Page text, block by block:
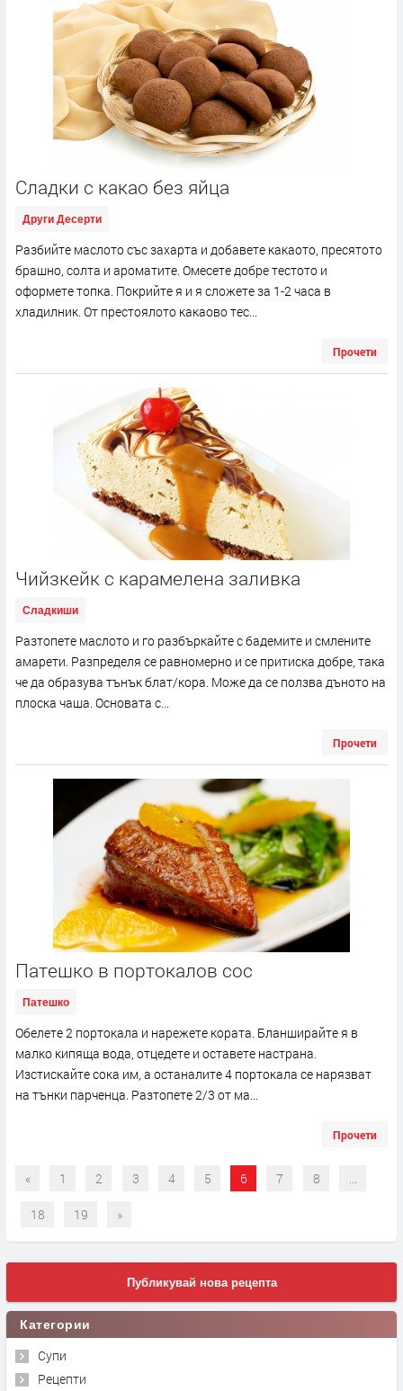
Сладки с какaо без яйца
Други Десерти
Разбийте маслото със захарта и добавете какаото, пресятото
брашно, солта и ароматите. Омесете добре тестото и
оформете топка. Покрийте я и я сложете за 1-2 часа в
хладилник. От престоялото какаово тес...
Прочети
Чийзкейк с карамелена заливка
Сладкиши
Разтопете маслото и го разбъркайте с бадемите и смлените
амарети. Разпределя се равномерно и се притиска добре, така
че да образува тънък блат/кора. Може да се ползва дъното на
плоска чаша. Основата с...
Прочети
Патешко в портокалов сос
Патешко
Обелете 2 портокала и нарежете кората. Бланширайте я в
малко кипяща вода, отцедете и оставете настрана.
Изстискайте сока им, а останалите 4 портокала се нарязват
на тънки парченца. Разтопете 2/3 от ма...
Прочети
« 1 2 3 4 5 6 7 8 ...
18 19 »
Публикувай нова рецепта
Категории
Супи
Рецепти